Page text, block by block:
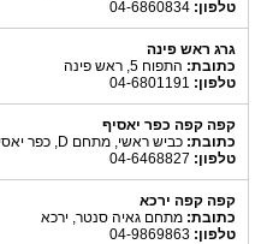
טלפון:
גרג ראש פינה
כתובת: התפוח 5, ראש פינה
טלפון:
קפה קפה כפר יאסיף
כתובת: כביש ראשי, מתחם D, כפר יאסיף
טלפון:
קפה קפה ירכא
כתובת: מתחם גאיה סנטר, ירכא
טלפון: